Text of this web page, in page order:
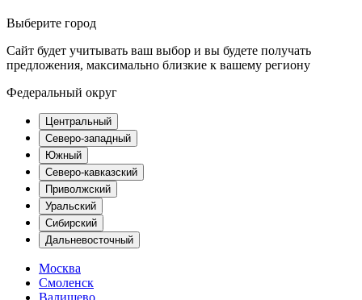
Выберите город
Сайт будет учитывать ваш выбор и вы будете получать
предложения, максимально близкие к вашему региону
Федеральный округ
Центральный
Северо-западный
Южный
Северо-кавказский
Приволжский
Уральский
Сибирский
Дальневосточный
Москва
Смоленск
Валищево